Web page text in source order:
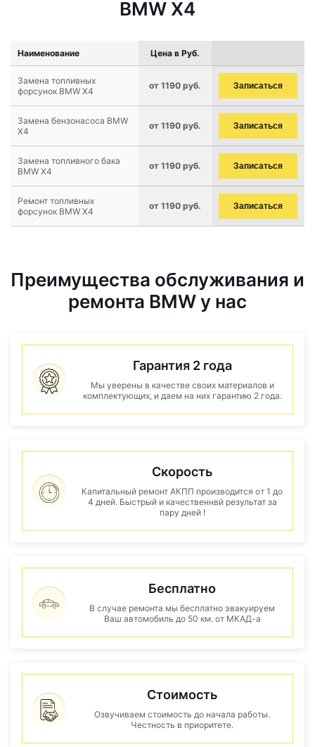
BMW X4
Наименование Цена в Руб.
Замена топливных
форсунок BMW X4
от 1190 руб. Записаться
Замена бензонасоса BMW
X4
от 1190 руб. Записаться
Замена топливного бака
BMW X4
от 1190 руб. Записаться
Ремонт топливных
форсунок BMW X4
от 1190 руб. Записаться
Преимущества обслуживания и
ремонта BMW у нас
Гарантия 2 года
Мы уверены в качестве своих материалов и
комплектующих, и даем на них гарантию 2 года.
Скорость
Капитальный ремонт АКПП производится от 1 до
4 дней. Быстрый и качественнвй результат за
пару дней !
Бесплатно
В случае ремонта мы бесплатно эвакуируем
Ваш автомобиль до 50 км. от МКАД-а
Стоимость
Озвучиваем стоимость до начала работы.
Честность в приоритете.